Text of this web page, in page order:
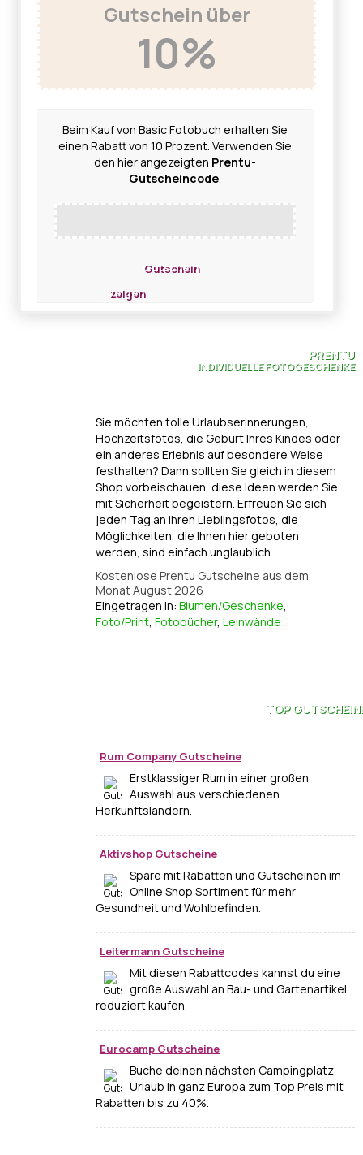
Gutschein über
10%
Beim Kauf von Basic Fotobuch erhalten Sie
einen Rabatt von 10 Prozent. Verwenden Sie
den hier angezeigten Prentu-
Gutscheincode.
Gutschein
zeigen
PRENTU
INDIVIDUELLE FOTOGESCHENKE
Sie möchten tolle Urlaubserinnerungen,
Hochzeitsfotos, die Geburt Ihres Kindes oder
ein anderes Erlebnis auf besondere Weise
festhalten? Dann sollten Sie gleich in diesem
Shop vorbeischauen, diese Ideen werden Sie
mit Sicherheit begeistern. Erfreuen Sie sich
jeden Tag an Ihren Lieblingsfotos, die
Möglichkeiten, die Ihnen hier geboten
werden, sind einfach unglaublich.
Kostenlose Prentu Gutscheine aus dem
Monat August 2026
Eingetragen in: Blumen/Geschenke,
Foto/Print, Fotobücher, Leinwände
TOP
Rum Company Gutscheine
Erstklassiger Rum in einer großen
Auswahl aus verschiedenen
Herkunftsländern.
Aktivshop Gutscheine
Spare mit Rabatten und Gutscheinen im
Online Shop Sortiment für mehr
Gesundheit und Wohlbefinden.
Leitermann Gutscheine
Mit diesen Rabattcodes kannst du eine
große Auswahl an Bau- und Gartenartikel
reduziert kaufen.
Eurocamp Gutscheine
Buche deinen nächsten Campingplatz
Urlaub in ganz Europa zum Top Preis mit
Rabatten bis zu 40%.